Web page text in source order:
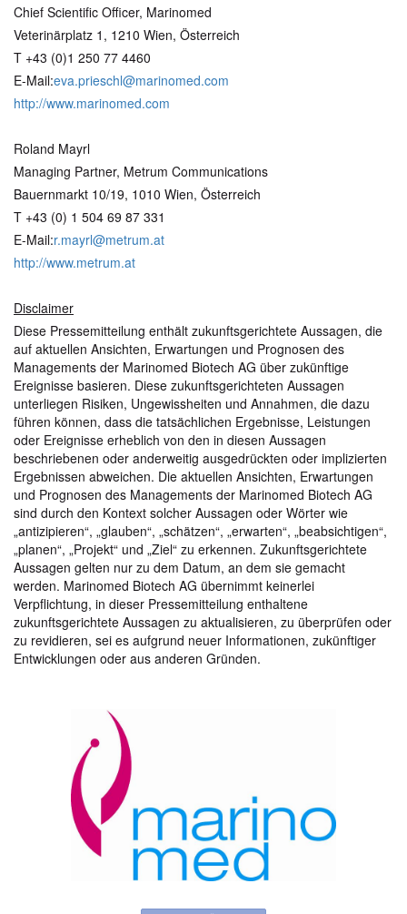
Chief Scientific Officer, Marinomed
Veterinärplatz 1, 1210 Wien, Österreich
T +43 (0)1 250 77 4460
E-Mail:eva.prieschl@marinomed.com
http://www.marinomed.com
Roland Mayrl
Managing Partner, Metrum Communications
Bauernmarkt 10/19, 1010 Wien, Österreich
T +43 (0) 1 504 69 87 331
E-Mail:r.mayrl@metrum.at
http://www.metrum.at
Disclaimer
Diese Pressemitteilung enthält zukunftsgerichtete Aussagen, die
auf aktuellen Ansichten, Erwartungen und Prognosen des
Managements der Marinomed Biotech AG über zukünftige
Ereignisse basieren. Diese zukunftsgerichteten Aussagen
unterliegen Risiken, Ungewissheiten und Annahmen, die dazu
führen können, dass die tatsächlichen Ergebnisse, Leistungen
oder Ereignisse erheblich von den in diesen Aussagen
beschriebenen oder anderweitig ausgedrückten oder implizierten
Ergebnissen abweichen. Die aktuellen Ansichten, Erwartungen
und Prognosen des Managements der Marinomed Biotech AG
sind durch den Kontext solcher Aussagen oder Wörter wie
„antizipieren“, „glauben“, „schätzen“, „erwarten“, „beabsichtigen“,
„planen“, „Projekt“ und „Ziel“ zu erkennen. Zukunftsgerichtete
Aussagen gelten nur zu dem Datum, an dem sie gemacht
werden. Marinomed Biotech AG übernimmt keinerlei
Verpflichtung, in dieser Pressemitteilung enthaltene
zukunftsgerichtete Aussagen zu aktualisieren, zu überprüfen oder
zu revidieren, sei es aufgrund neuer Informationen, zukünftiger
Entwicklungen oder aus anderen Gründen.